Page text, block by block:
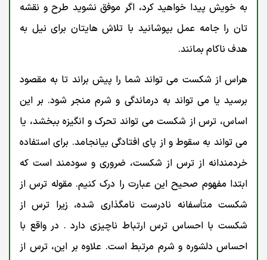
به خویش پیدا خواهید کرد، اگر موفق نشوید طرح و نقشه
تان را جامه عمل بپوشانید با تلاش هایتان برای نیل به
هدف ناکام بمانند.
هراس از شکست می تواند شما را پیش براند تا به مقصود
برسید یا می تواند به درماندگی و شرم منجر شود. بر این
اساس، ترس از شکست می تواند تحرک و انگیزه ببخشد، یا
می تواند به سقوط و از پای افتادگی بیانجامد. برای استفاده
خردمندانه از ترس از شکست، ضروری و سودمند است که
ابتدا مفهوم صحیح این عبارت را درک کنیم. مقوله ترس از
شکست متأسفانه نادرست نامگذاری شده، زیرا ترس از
شکست با احساس ترس ارتباط ناچیزی دارد . در واقع با
احساس دلشوره و شرم مرتبط است. علاوه بر این، ترس از